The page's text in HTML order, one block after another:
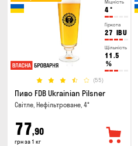
Міцність
4°
Гіркота
27 IBU
Щільність
11.5
%
(55)
Пиво FDB Ukrainian Pilsner
Світле, Нефільтроване, 4°
77,90
грн за 1 кг